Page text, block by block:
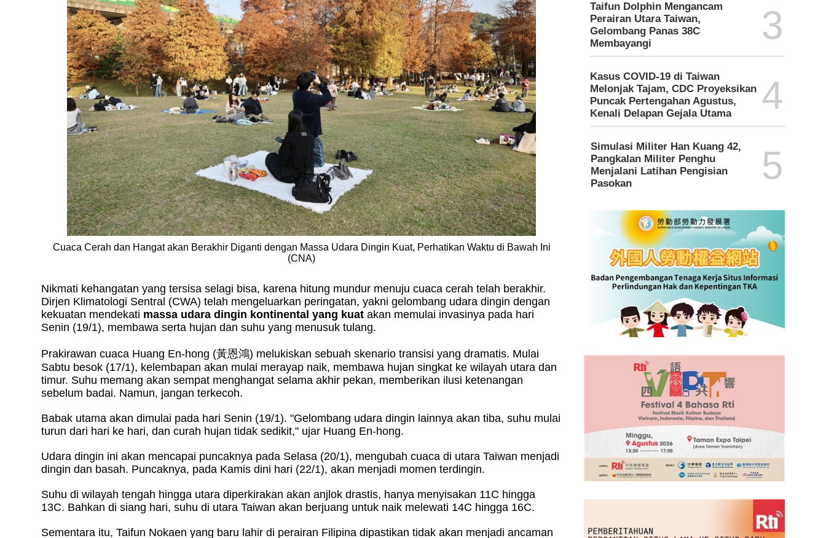
Cuaca Cerah dan Hangat akan Berakhir Diganti dengan Massa Udara Dingin Kuat, Perhatikan Waktu di Bawah Ini
(CNA)
Nikmati kehangatan yang tersisa selagi bisa, karena hitung mundur menuju cuaca cerah telah berakhir.
Dirjen Klimatologi Sentral (CWA) telah mengeluarkan peringatan, yakni gelombang udara dingin dengan
kekuatan mendekati massa udara dingin kontinental yang kuat akan memulai invasinya pada hari
Senin (19/1), membawa serta hujan dan suhu yang menusuk tulang.
Prakirawan cuaca Huang En-hong (黃恩鴻) melukiskan sebuah skenario transisi yang dramatis. Mulai
Sabtu besok (17/1), kelembapan akan mulai merayap naik, membawa hujan singkat ke wilayah utara dan
timur. Suhu memang akan sempat menghangat selama akhir pekan, memberikan ilusi ketenangan
sebelum badai. Namun, jangan terkecoh.
Babak utama akan dimulai pada hari Senin (19/1). "Gelombang udara dingin lainnya akan tiba, suhu mulai
turun dari hari ke hari, dan curah hujan tidak sedikit," ujar Huang En-hong.
Udara dingin ini akan mencapai puncaknya pada Selasa (20/1), mengubah cuaca di utara Taiwan menjadi
dingin dan basah. Puncaknya, pada Kamis dini hari (22/1), akan menjadi momen terdingin.
Suhu di wilayah tengah hingga utara diperkirakan akan anjlok drastis, hanya menyisakan 11C hingga
13C. Bahkan di siang hari, suhu di utara Taiwan akan berjuang untuk naik melewati 14C hingga 16C.
Sementara itu, Taifun Nokaen yang baru lahir di perairan Filipina dipastikan tidak akan menjadi ancaman
Taifun Dolphin Mengancam
Perairan Utara Taiwan,
Gelombang Panas 38C
Membayangi
3
Kasus COVID-19 di Taiwan
Melonjak Tajam, CDC Proyeksikan
Puncak Pertengahan Agustus,
Kenali Delapan Gejala Utama
4
Simulasi Militer Han Kuang 42,
Pangkalan Militer Penghu
Menjalani Latihan Pengisian
Pasokan
5